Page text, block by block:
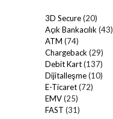
3D Secure(20)
Açık Bankacılık (43)
ATM (74)
Chargeback (29)
Debit Kart(137)
Dijitalleşme(10)
E-Ticaret(72)
EMV(25)
FAST (31)